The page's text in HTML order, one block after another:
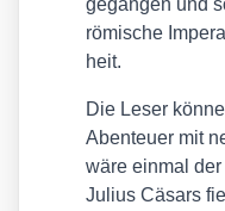
gegan­gen und
römi­sche
heit.
Die Leser
Aben­teu­er mit
wäre ein­mal
Juli­us Cäsars